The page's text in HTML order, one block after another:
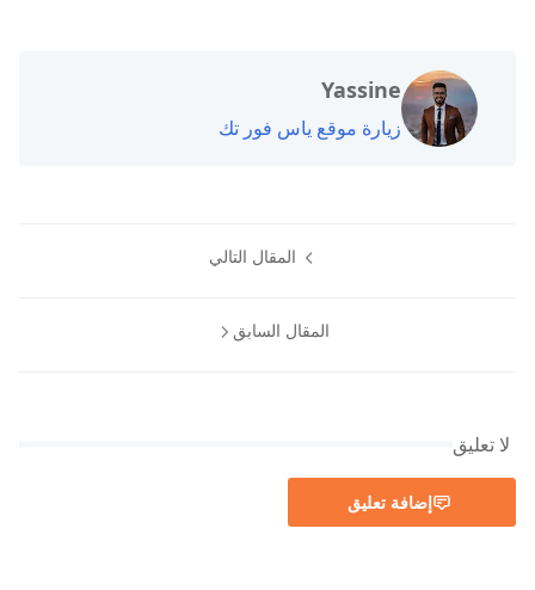
Yassine
زيارة موقع ياس فور تك
المقال التالي
المقال السابق
لا تعليق
إضافة تعليق